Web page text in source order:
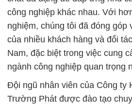
công nghiệp khác nhau. Với
nghiệm, chúng tôi đã đóng góp
của nhiều khách hàng và đối
Nam, đặc biệt trong việc cung
ngành công nghiệp quan trọng
Đội ngũ nhân viên của Công ty
Trường Phát được đào tạo